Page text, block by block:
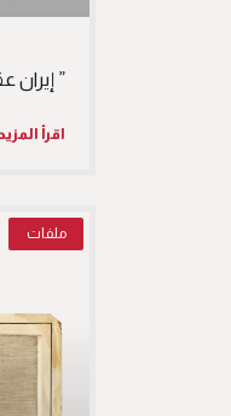
” إيران
اقرأ
ملفات